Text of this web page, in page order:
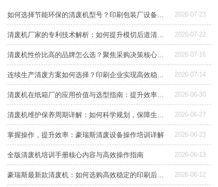
2026-07-23
2026-07-22
2026-07-16
2026-07-14
2026-06-30
2026-06-27
掌握操作，提升效率：豪瑞斯清废设备操作培训详解 2026-06-23
全版清废机培训手册核心内容与高效操作指南 2026-06-13
2026-06-12